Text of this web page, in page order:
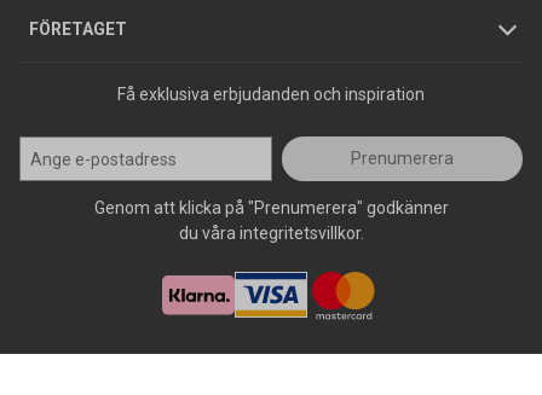
FÖRETAGET
Press
Få exklusiva erbjudanden och inspiration
Prenumerera
Genom att klicka på "Prenumerera" godkänner
du våra integritetsvillkor.